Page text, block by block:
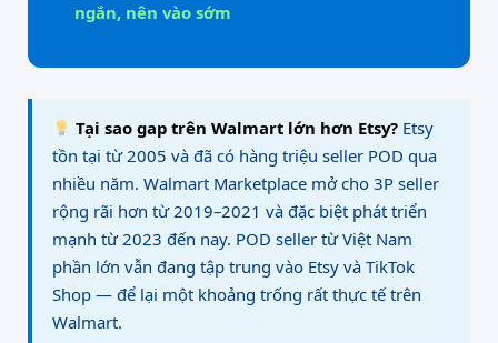
ngắn, nên vào sớm
Tại sao gap trên Walmart lớn hơn Etsy?Etsy
tồn tại từ 2005 và đã có hàng triệu seller POD qua
nhiều năm. Walmart Marketplace mở cho 3P seller
rộng rãi hơn từ 2019–2021 và đặc biệt phát triển
mạnh từ 2023 đến nay. POD seller từ Việt Nam
phần lớn vẫn đang tập trung vào Etsy và TikTok
Shop — để lại một khoảng trống rất thực tế trên
Walmart.